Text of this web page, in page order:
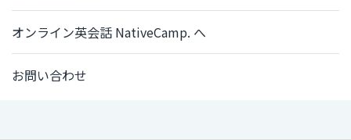
オンライン英会話 NativeCamp. へ
お問い合わせ